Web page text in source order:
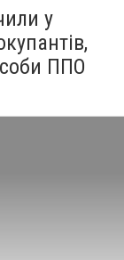
у
ППО